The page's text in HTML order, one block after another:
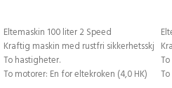
Eltemaskin 100 liter 2 Speed
Kraftig maskin med rustfri sikkerhetsskjerm.
To hastigheter.
To motorer: En for eltekroken (4,0 HK)